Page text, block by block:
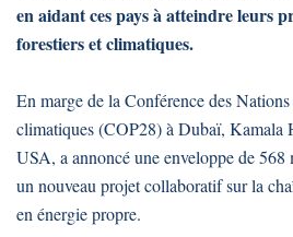
en aidant ces pays à atteindre leurs
forestiers et climatiques.
En marge de la Conférence des
climatiques (COP28) à Dubaï, Kamala
USA, a annoncé une enveloppe de
un nouveau projet collaboratif sur la
en énergie propre.